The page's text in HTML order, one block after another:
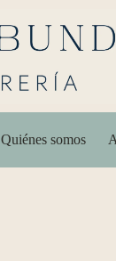
Quiénes somos